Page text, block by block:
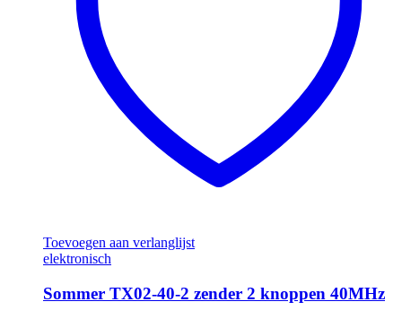
Toevoegen aan verlanglijst
elektronisch
Sommer TX02-40-2 zender 2 knoppen 40MHz